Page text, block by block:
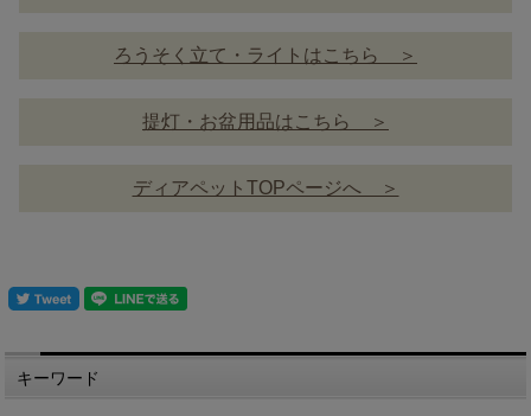
ろうそく立て・ライトはこちら ＞
提灯・お盆用品はこちら ＞
ディアペットTOPページへ ＞
キーワード